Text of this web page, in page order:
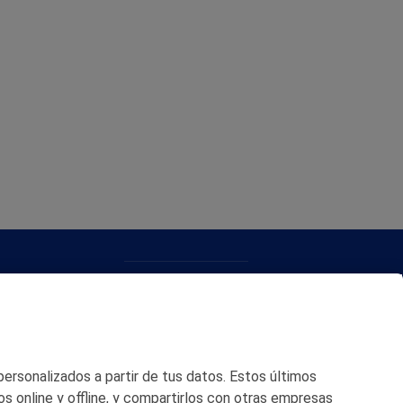
a partir de tus datos. Estos últimos
online y offline, y compartirlos con otras empresas